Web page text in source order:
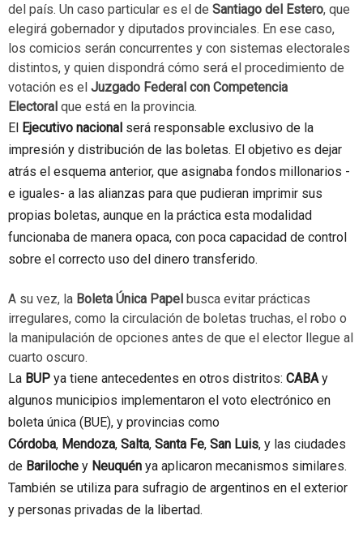
del país. Un caso particular es el de Santiago del Estero, que
elegirá gobernador y diputados provinciales. En ese caso,
los comicios serán concurrentes y con sistemas electorales
distintos, y quien dispondrá cómo será el procedimiento de
votación es el Juzgado Federal con Competencia
Electoral que está en la provincia.
El Ejecutivo nacional será responsable exclusivo de la
impresión y distribución de las boletas. El objetivo es dejar
atrás el esquema anterior, que asignaba fondos millonarios -
e iguales- a las alianzas para que pudieran imprimir sus
propias boletas, aunque en la práctica esta modalidad
funcionaba de manera opaca, con poca capacidad de control
sobre el correcto uso del dinero transferido.
A su vez, la Boleta Única Papel busca evitar prácticas
irregulares, como la circulación de boletas truchas, el robo o
la manipulación de opciones antes de que el elector llegue al
cuarto oscuro.
La BUP ya tiene antecedentes en otros distritos: CABA y
algunos municipios implementaron el voto electrónico en
boleta única (BUE), y provincias como
Córdoba, Mendoza, Salta, Santa Fe, San Luis, y las ciudades
de Bariloche y Neuquén ya aplicaron mecanismos similares.
También se utiliza para sufragio de argentinos en el exterior
y personas privadas de la libertad.